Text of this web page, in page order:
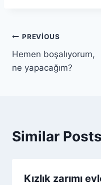
PREVIOUS
Hemen boşalıyorum,
ne yapacağım?
Similar Posts
Kızlık zarımı